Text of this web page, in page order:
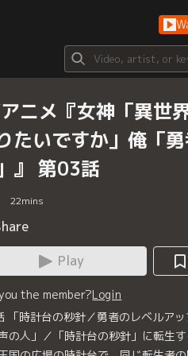
ニメ『女神「異世
たいですか」俺「
』 第03話
22mins
Play
the member?Login
「時計台の秒針／勇者のレベルア
の人」／「時計台の秒針」に転生